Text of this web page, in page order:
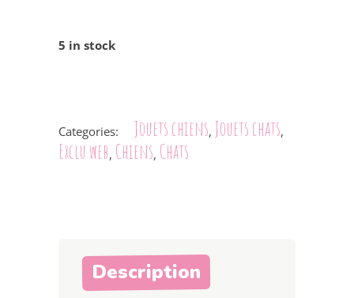
5 in stock
Categories: Jouets chiens, Jouets chats,
Exclu web, Chiens, Chats
Description